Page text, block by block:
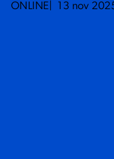
ONLINE 13 nov